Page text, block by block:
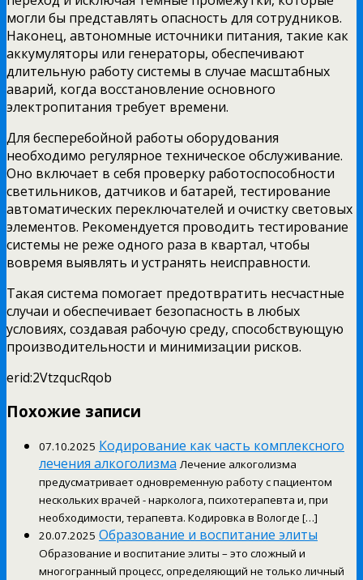
могли бы представлять опасность для сотрудников.
Наконец, автономные источники питания, такие как
аккумуляторы или генераторы, обеспечивают
длительную работу системы в случае масштабных
аварий, когда восстановление основного
электропитания требует времени.
Для бесперебойной работы оборудования
необходимо регулярное техническое обслуживание.
Оно включает в себя проверку работоспособности
светильников, датчиков и батарей, тестирование
автоматических переключателей и очистку световых
элементов. Рекомендуется проводить тестирование
системы не реже одного раза в квартал, чтобы
вовремя выявлять и устранять неисправности.
Такая система помогает предотвратить несчастные
случаи и обеспечивает безопасность в любых
условиях, создавая рабочую среду, способствующую
производительности и минимизации рисков.
erid:2VtzqucRqob
Похожие записи
07.10.2025 Кодирование как часть комплексного
лечения алкоголизма Лечение алкоголизма
предусматривает одновременную работу с пациентом
нескольких врачей - нарколога, психотерапевта и, при
необходимости, терапевта. Кодировка в Вологде […]
20.07.2025 Образование и воспитание элиты
Образование и воспитание элиты – это сложный и
многогранный процесс, определяющий не только личный